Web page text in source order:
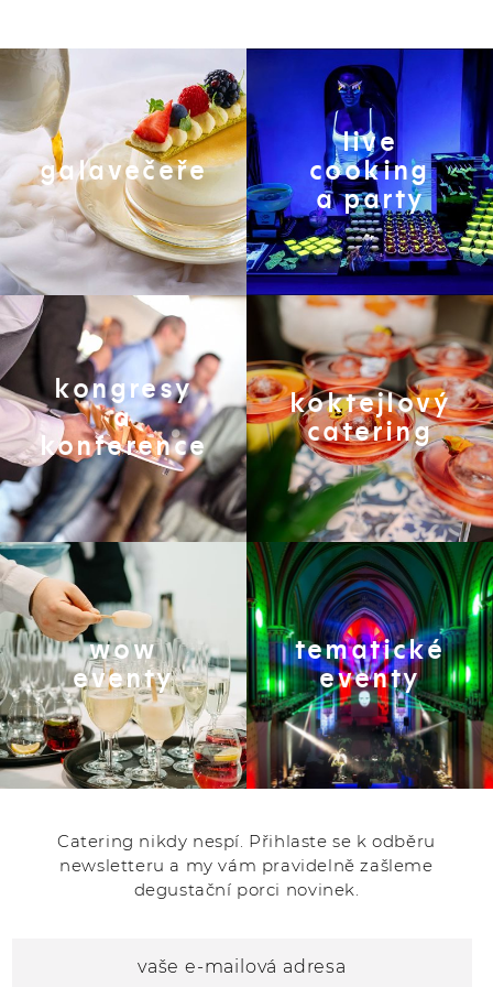
galavečeře
live
cooking
a party
kongresy
a
konference
koktejlový
catering
wow
eventy
tematické
eventy
Catering nikdy nespí. Přihlaste se k odběru
newsletteru a my vám pravidelně zašleme
degustační porci novinek.